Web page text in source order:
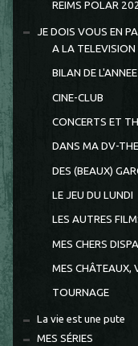
REIMS POLAR
JE DOIS VOUS EN
A LA TELEVISION
BILAN DE L'ANNEE
CINE-CLUB
CONCERTS ET
DANS MA DV-
DES (BEAUX)
LE JEU DU LUNDI
LES AUTRES
MES CHERS
MES CHÂTEAUX,
TOURNAGE
La vie est une pute
MES SÉRIES